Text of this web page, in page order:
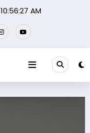
10:56:27 AM